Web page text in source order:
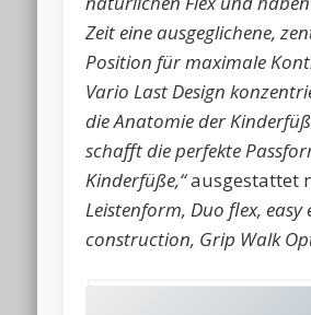
Zeit eine ausgeglichene,
Position für maximale
Vario Last Design
die Anatomie der
schafft die perfekte
Kinderfüße,“ausgestattet
Leistenform, Duo flex, easy
construction, Grip Walk